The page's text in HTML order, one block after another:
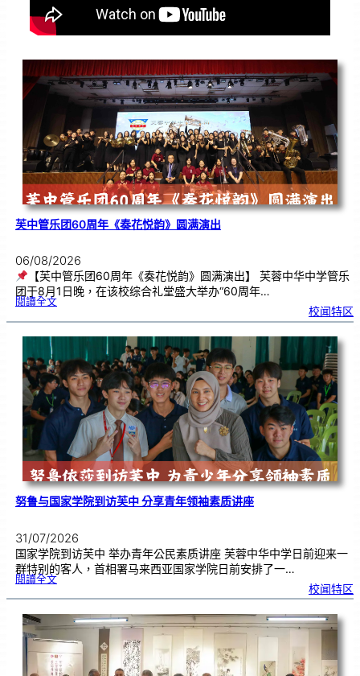
芙中管乐团60周年《奏花悦韵》圆满演出
06/08/2026
【芙中管乐团60周年《奏花悦韵》圆满演出】 芙蓉中华中学管乐
团于8月1日晚，在该校综合礼堂盛大举办“60周年…
閱讀全文:芙
乐
6
0
《
奏
花
悦
韵
》
圆
满
演
出
校闻特区
努鲁与国家学院到访芙中 分享青年领袖素质讲座
31/07/2026
国家学院到访芙中 举办青年公民素质讲座 芙蓉中华中学日前迎来一
群特别的客人，首相署马来西亚国家学院日前安排了一…
閱讀全文:努
国
学
院
到
访
中
分
享
青
年
领
校闻特区